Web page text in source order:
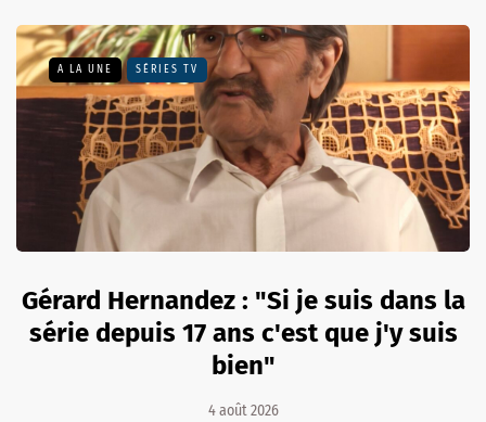
A LA UNE SÉRIES TV
Gérard Hernandez : "Si je suis dans la
série depuis 17 ans c'est que j'y suis
bien"
4 août 2026